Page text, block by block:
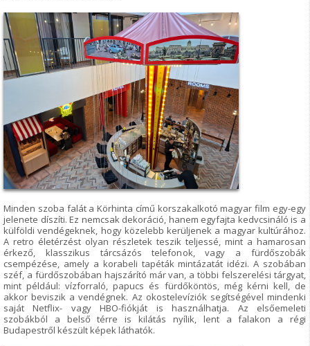
Minden szoba falát a Körhinta című korszakalkotó magyar film egy-egy
jelenete díszíti. Ez nemcsak dekoráció, hanem egyfajta kedvcsináló is a
külföldi vendégeknek, hogy közelebb kerüljenek a magyar kultúrához.
A retro életérzést olyan részletek teszik teljessé, mint a hamarosan
érkező, klasszikus tárcsázós telefonok, vagy a fürdőszobák
csempézése, amely a korabeli tapéták mintázatát idézi. A szobában
széf, a fürdőszobában hajszárító már van, a többi felszerelési tárgyat,
mint például: vízforraló, papucs és fürdőköntös, még kérni kell, de
akkor beviszik a vendégnek. Az okostelevíziók segítségével mindenki
saját Netflix- vagy HBO-fiókját is használhatja. Az elsőemeleti
szobákból a belső térre is kilátás nyílik, lent a falakon a régi
Budapestről készült képek láthatók.